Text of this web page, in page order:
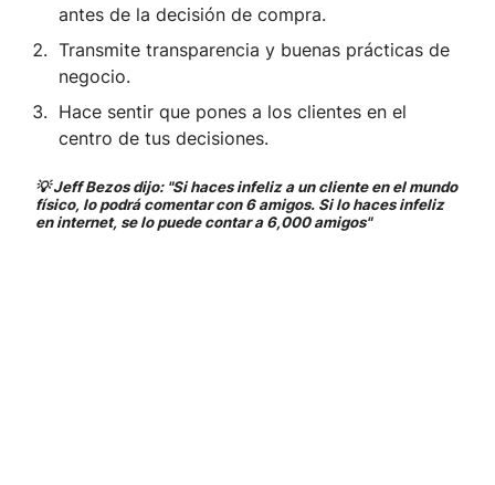
antes de la decisión de compra.
Transmite transparencia y buenas prácticas de
negocio.
Hace sentir que pones a los clientes en el
centro de tus decisiones.
💡 Jeff Bezos dijo: "Si haces infeliz a un cliente en el mundo
físico, lo podrá comentar con 6 amigos. Si lo haces infeliz
en internet, se lo puede contar a 6,000 amigos"